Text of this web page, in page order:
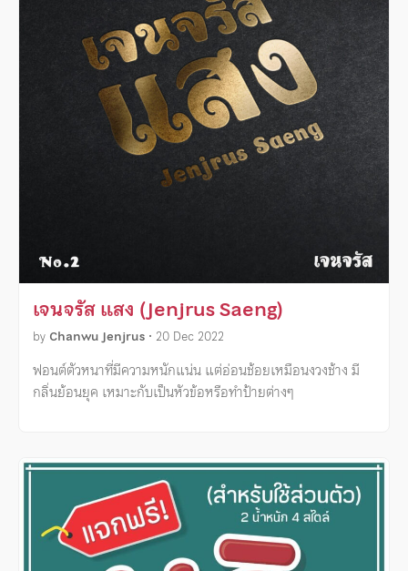
เจนจรัส แสง (Jenjrus Saeng)
by Chanwu Jenjrus • 20 Dec 2022
ฟอนต์ตัวหนาที่มีความหนักแน่น แต่อ่อนช้อยเหมือนงวงช้าง มี
กลิ่นย้อนยุค เหมาะกับเป็นหัวข้อหรือทำป้ายต่างๆ